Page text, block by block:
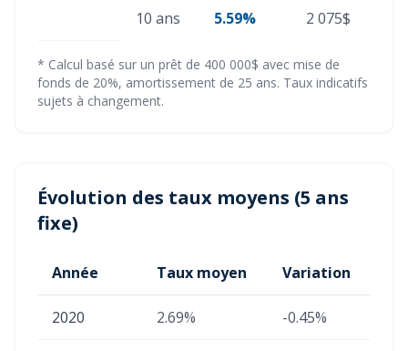
10 ans 5.59% 2 075$
* Calcul basé sur un prêt de 400 000$ avec mise de
fonds de 20%, amortissement de 25 ans. Taux indicatifs
sujets à changement.
Évolution des taux moyens (5 ans
fixe)
Année Taux moyen Variation
2020 2.69% -0.45%